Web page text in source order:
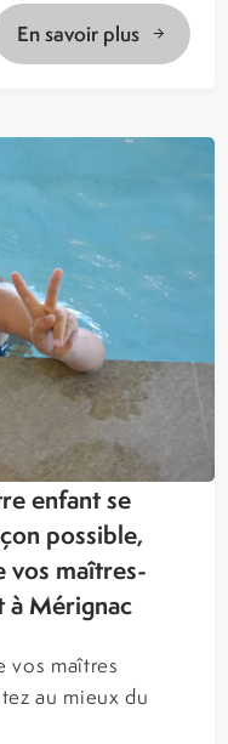
En savoir plus
enfant se
possible,
vos maîtres-
à Mérignac
vos maîtres
au mieux du